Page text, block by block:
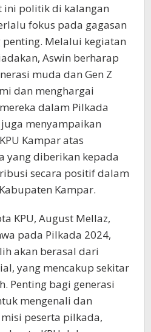
ini politik di kalangan
fokus pada gagasan
Melalui kegiatan
Aswin berharap
muda dan Gen Z
dan menghargai
dalam Pilkada
menyampaikan
Kampar atas
yang diberikan kepada
secara positif dalam
Kampar.
KPU, August Mellaz,
pada Pilkada 2024,
akan berasal dari
yang mencakup sekitar
Penting bagi generasi
mengenali dan
peserta pilkada,